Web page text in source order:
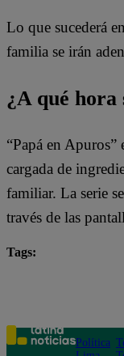
Lo que sucederá
familia se irán
¿A qué hora
“Papá en
cargada de
familiar. La serie
través de las
Tags:
Política